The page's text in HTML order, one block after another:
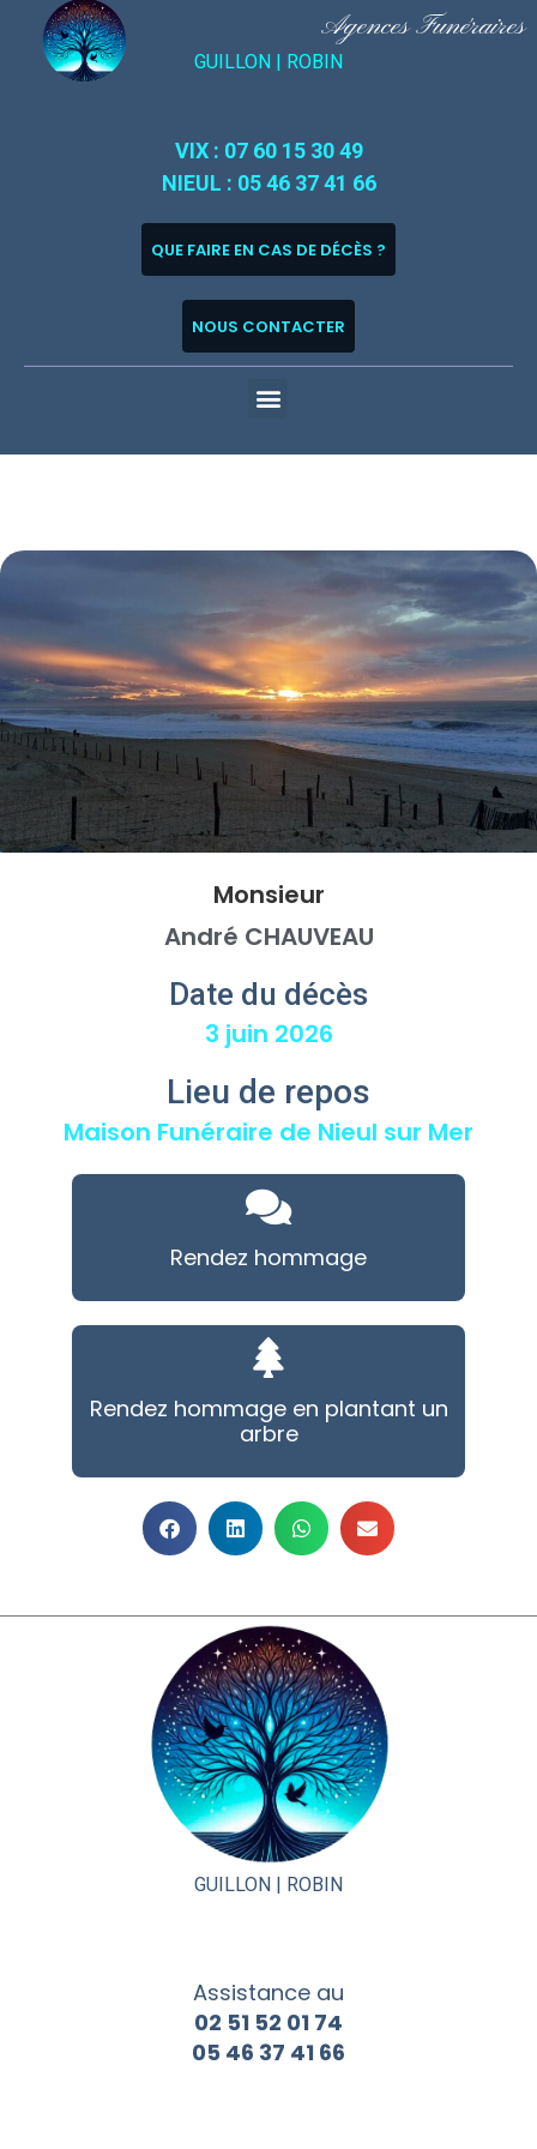
Agences Funéraires
GUILLON | ROBIN
VIX : 07 60 15 30 49
NIEUL : 05 46 37 41 66
QUE FAIRE EN CAS DE DÉCÈS ?
NOUS CONTACTER
Monsieur
André CHAUVEAU
Date du décès
3 juin 2026
Lieu de repos
Maison Funéraire de Nieul sur Mer
Rendez hommage
Rendez hommage en plantant un
arbre
GUILLON | ROBIN
Assistance au
02 51 52 01 74
05 46 37 41 66